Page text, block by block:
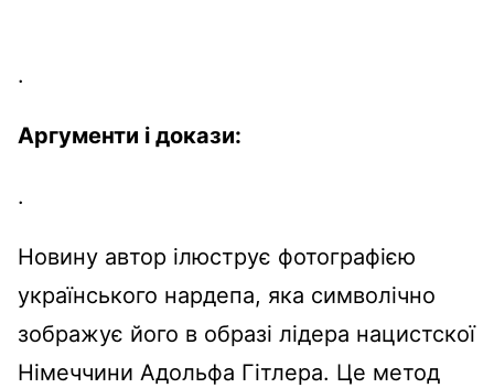
.
Аргументи і докази:
.
Новину автор ілюструє фотографією
українського нардепа, яка символічно
зображує його в образі лідера нацистскої
Німеччини Адольфа Гітлера. Це метод